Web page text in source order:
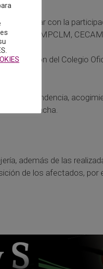
tuvo lugar con la
FEMPCLM,
del Colegio
dependencia,
La Mancha.
además de las
de los afectados, por